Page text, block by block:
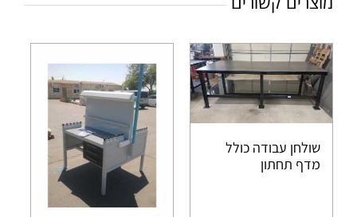
שולחן עבודה כולל
מדף תחתון